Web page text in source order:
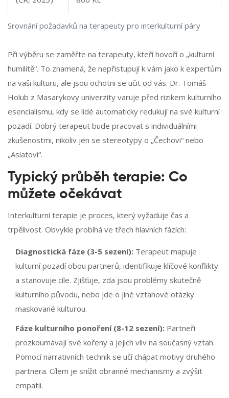
Srovnání požadavků na terapeuty pro interkulturní páry
Při výběru se zaměřte na terapeuty, kteří hovoří o „kulturní
humilitě“. To znamená, že nepřistupují k vám jako k expertům
na vaši kulturu, ale jsou ochotni se učit od vás. Dr. Tomáš
Holub z Masarykovy univerzity varuje před rizikem kulturního
esencialismu, kdy se lidé automaticky redukují na své kulturní
pozadí. Dobrý terapeut bude pracovat s individuálními
zkušenostmi, nikoliv jen se stereotypy o „Čechovi“ nebo
„Asiatovi“.
Typický průběh terapie: Co
můžete očekávat
Interkulturní terapie je proces, který vyžaduje čas a
trpělivost. Obvykle probíhá ve třech hlavních fázích:
Diagnostická fáze (3-5 sezení): Terapeut mapuje
kulturní pozadí obou partnerů, identifikuje klíčové konflikty
a stanovuje cíle. Zjišťuje, zda jsou problémy skutečně
kulturního původu, nebo jde o jiné vztahové otázky
maskované kulturou.
Fáze kulturního ponoření (8-12 sezení): Partneři
prozkoumávají své kořeny a jejich vliv na současný vztah.
Pomocí narrativních technik se učí chápat motivy druhého
partnera. Cílem je snížit obranné mechanismy a zvýšit
empatii.